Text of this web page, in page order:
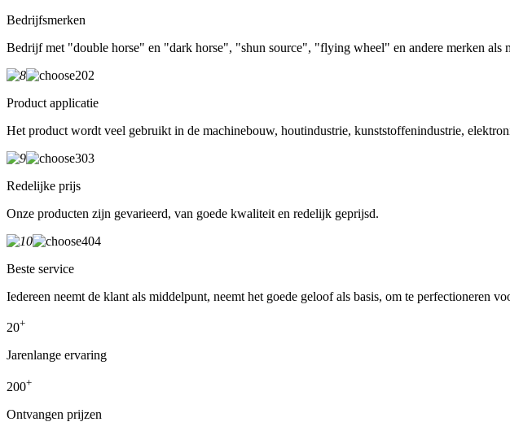
Bedrijfsmerken
Bedrijf met "double horse" en "dark horse", "shun source", "flying wheel" en andere merken als
02
Product applicatie
Het product wordt veel gebruikt in de machinebouw, houtindustrie, kunststoffenindustrie,
03
Redelijke prijs
Onze producten zijn gevarieerd, van goede kwaliteit en redelijk geprijsd.
04
Beste service
Iedereen neemt de klant als middelpunt, neemt het goede geloof als basis, om te perfectioneren
20+
Jarenlange ervaring
200+
Ontvangen prijzen